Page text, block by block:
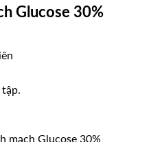
Glucose 30%
tập.